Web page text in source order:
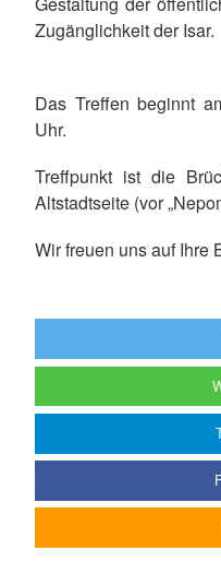
Zugänglichkeit der Isar.
Das Treffen beginnt
Uhr.
Treffpunkt ist die
Altstadtseite (vor
Wir freuen uns auf Ihre